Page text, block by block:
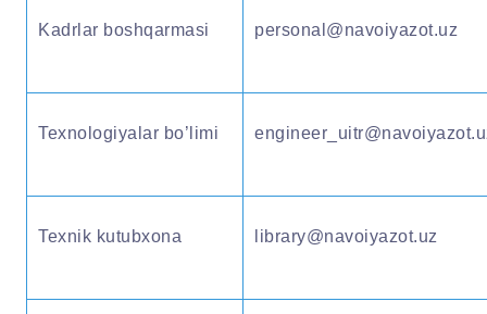
Kadrlar boshqarmasi personal@navoiyazot.uz
Texnologiyalar bo’limi
Texnik kutubxona library@navoiyazot.uz